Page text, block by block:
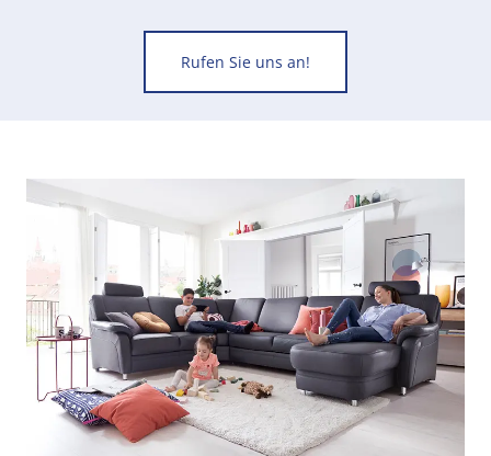
Rufen Sie uns an!